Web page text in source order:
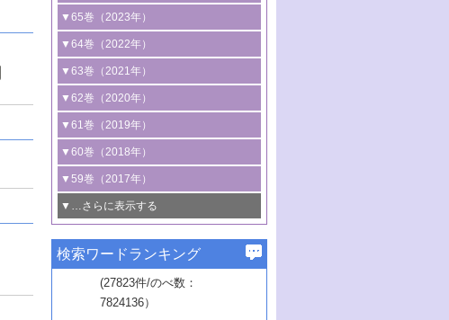
触媒開発
3号 有機分子変換やCO 資源化のための
光触媒に関する最近の研究
B号 第137回触媒討論会（2026年）
ーンケミカル製造
2号 水素製造のための水分解技術に関す
る最近の研究
3号 オレフィン系樹脂の精密合成に関す
る最新技術
4号 アルコール類の効率的変換を実現す
る非貴金属触媒の研究動向
5号 ゼオライトの合成と応用における研
究動向
6号 ヘテロ接合界面
B号 第135回触媒討論会（2025年）
1号 低次元ナノ構造を有する触媒材料
2号 規制反応場を活用した固体触媒研究
の新展開
3号 未踏分子変換を目指した酸化触媒プ
ロセスの最前線
4号 シンクロトロン放射光および中性子
線を利用した触媒解析技術の最先端
5号 単原子触媒
6号 参照触媒委員会からのお知らせ
B号 第133回触媒討論会（2023年）
▼65巻（2023年）
1号 炭素が関わる触媒機能
2号 プラスチックケミカルリサイクルの
ための触媒技術
3号 非酸化物系金属化合物を基盤とした
触媒材料の開発
4号 格子酸素・格子酸素欠陥を利用した
触媒反応
5号 生体触媒によるエネルギー変換反応
6号 窒素とリンの循環のための触媒・機
能性材料
▼64巻（2022年）
1号 合成ガス製造とCOを用いるケミカル
ズ合成の最新動向
2号 化学品合成のための合金触媒開発
3号 CO の排出削減および有効活用のた
めの触媒技術
4号 若手による情報発信企画～とびたて
若き触媒の研究者たち～（1）
若き触媒の研究者たち～（2）
6号 石油のノーブル・ユースを志向した
触媒技術
▼63巻（2021年）
1号 金触媒の新展開
2号 ペロブスカイト
3号 特殊反応場を利用した触媒的分子変
換反応
4号 多孔質材料を用いた触媒の新展開
5号 情報学的手法を用いた触媒開発
6号 カーボンニュートラルに向けた電解
技術
B号 第127回触媒討論会（2021年・オン
ライン開催(Zoom)のみ）
▼62巻（2020年）
1号 触媒設計を拓く欠陥構造のキャラク
タリゼーション
2号 機能化学品製造に資するクリーンな
触媒的酸化反応
3号 水処理のための触媒化学
4号 光触媒を用いた水分解の最新の研究
動向
5号 次世代の触媒プロセスを支えるマイ
▼61巻（2019年）
1号 物質移動制御に着目した触媒プロセ
ス開発
2号 CO2 フリー水素サプライチェーンに
関わる触媒開発動向
3号 精密高分子合成に関する最近の研究
動向
4号 バイオマス化成品製造のための触媒
▼60巻（2018年）
1号 固体酸触媒の最新の研究動向
2号 二酸化炭素からの有用化学品合成
3号 ナノ粒子・クラスター触媒の最前線
4号 60周年記念企画
5号 進化するゼオライト合成技術
6号 非貴金属系触媒における電気化学的
▼59巻（2017年）
1号 いたるところに，触媒
最先端技術
3号 無機分離膜材料の開発と触媒反応プ
ロセスへの適用
▼…さらに表示する
1号 ユニークな構造の高分子を生み出す触
2号 リグニンからの化成品製造に向けた触
▼57巻（2015年）
1号 水素キャリアにかかわる触媒技術の新
▼56巻（2014年）
検索ワードランキング
(27823件/のべ数：
7824136）